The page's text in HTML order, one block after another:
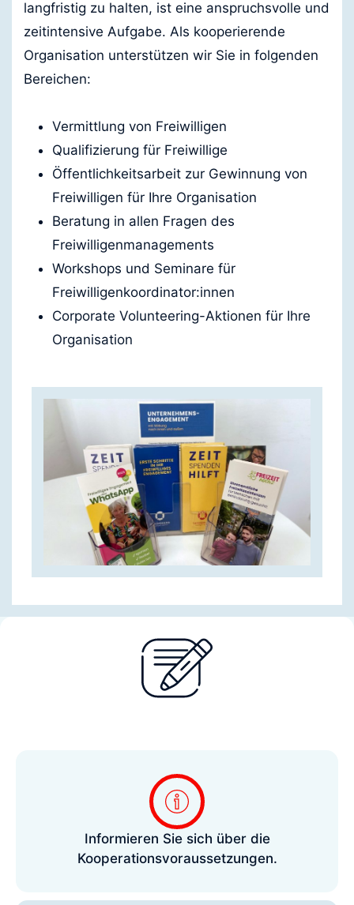
langfristig zu halten, ist eine anspruchsvolle und
zeitintensive Aufgabe. Als kooperierende
Organisation unterstützen wir Sie in folgenden
Bereichen:
Vermittlung von Freiwilligen
Qualifizierung für Freiwillige
Öffentlichkeitsarbeit zur Gewinnung von
Freiwilligen für Ihre Organisation
Beratung in allen Fragen des
Freiwilligenmanagements
Workshops und Seminare für
Freiwilligenkoordinator:innen
Corporate Volunteering-Aktionen für Ihre
Organisation
Informieren Sie sich über die
Kooperationsvoraussetzungen.